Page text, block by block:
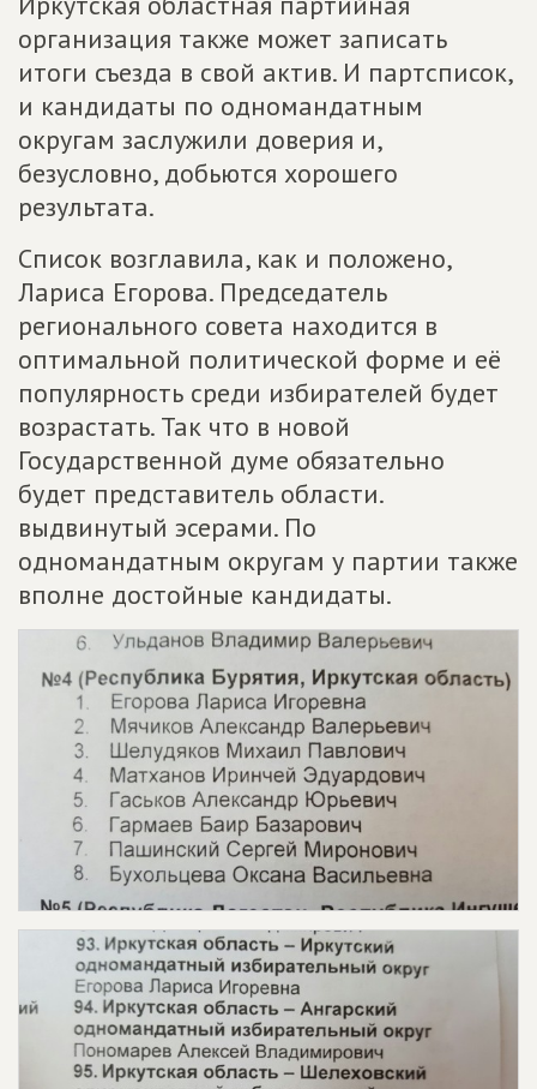
организация также может записать
итоги съезда в свой актив. И партсписок,
и кандидаты по одномандатным
округам заслужили доверия и,
безусловно, добьются хорошего
результата.
Список возглавила, как и положено,
Лариса Егорова. Председатель
регионального совета находится в
оптимальной политической форме и её
популярность среди избирателей будет
возрастать. Так что в новой
Государственной думе обязательно
будет представитель области.
выдвинутый эсерами. По
одномандатным округам у партии также
вполне достойные кандидаты.